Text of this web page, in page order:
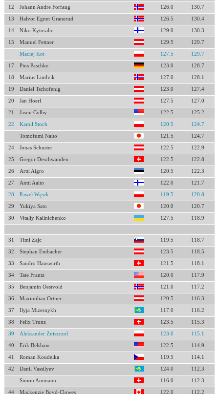
12 Johann Andre Forfang 126.0 130.7
13 Halvor Egner Granerud 126.5 130.4
14 Niko Kytosaho 129.0 130.3
15 Manuel Fettner 129.5 129.7
Maciej Kot 127.5 129.7
17 Pius Paschke 123.0 128.7
18 Marius Lindvik 127.0 128.1
19 Daniel Tschofenig 123.0 127.4
20 Jan Hoerl 127.5 127.0
21 Jason Colby 122.5 125.2
22 Kamil Stoch 120.5 124.7
Tomofumi Naito 121.5 124.7
24 Jonas Schuster 122.5 122.9
25 Gregor Deschwanden 122.5 122.8
26 Artti Aigro 120.5 122.3
27 Antti Aalto 122.0 121.7
28 Paweł Wąsek 119.5 120.8
29 Yukiya Sato 120.0 120.7
30 Vitaliy Kalinichenko 127.5 118.9
31 Timi Zajc 119.5 118.7
32 Stephan Embacher 123.5 118.5
33 Sandro Hauswirth 121.5 118.1
34 Tate Frantz 120.0 117.9
35 Benjamin Oestvold 121.0 117.2
36 Maximilian Ortner 120.5 116.3
37 Ilyja Mizernykh 117.0 116.2
38 Felix Trunz 123.5 115.3
39 Aleksander Zniszczoł 123.0 115.1
40 Erik Belshaw 122.5 114.9
41 Roman Koudelka 119.5 114.1
42 Danil Vassilyev 124.0 112.3
Simon Ammann 116.0 112.3
44 Mackenzie Boyd-Clowes 122.0 112.2